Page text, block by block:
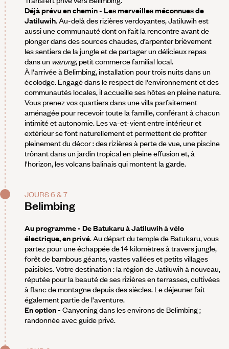
Déjà prévu en chemin - Les merveilles méconnues de
Jatiluwih. Au-delà des rizières verdoyantes, Jatiluwih est
aussi une communauté dont on fait la rencontre avant de
plonger dans des sources chaudes, d’arpenter brièvement
les sentiers de la jungle et de partager un délicieux repas
dans un warung, petit commerce familial local.
À l'arrivée à Belimbing, installation pour trois nuits dans un
écolodge. Engagé dans le respect de l'environnement et des
communautés locales, il accueille ses hôtes en pleine nature.
Vous prenez vos quartiers dans une villa parfaitement
aménagée pour recevoir toute la famille, conférant à chacun
intimité et autonomie. Les va-et-vient entre intérieur et
extérieur se font naturellement et permettent de profiter
pleinement du décor : des rizières à perte de vue, une piscine
trônant dans un jardin tropical en pleine effusion et, à
l'horizon, les volcans balinais qui montent la garde.
JOURS 6 & 7
Belimbing
Au programme - De Batukaru à Jatiluwih à vélo
électrique, en privé. Au départ du temple de Batukaru, vous
partez pour une échappée de 14 kilomètres à travers jungle,
forêt de bambous géants, vastes vallées et petits villages
paisibles. Votre destination : la région de Jatiluwih à nouveau,
réputée pour la beauté de ses rizières en terrasses, cultivées
à flanc de montagne depuis des siècles. Le déjeuner fait
également partie de l'aventure.
En option - Canyoning dans les environs de Belimbing ;
randonnée avec guide privé.